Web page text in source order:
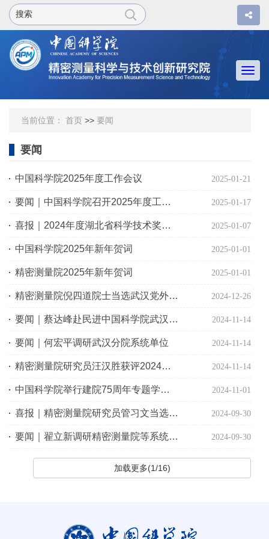
当前位置： 首页 >> 要闻
要闻
中国科学院2025年度工作会议 2025-01-21
要闻｜中国科学院召开2025年度工作会议 2025-01-17
喜报｜2024年度湖北省科学技术奖揭晓 精密测量院两项成果获奖 2025-01-07
中国科学院2025年新年贺词 2025-01-01
精密测量院2025年新年贺词 2025-01-01
精密测量院倪四道院士当选武汉党外知识分子联谊会第五届理事会会长 2024-12-26
要闻｜蔡达峰赴民进中国科学院武汉分院支部调研座谈 2024-11-14
要闻｜何宏平调研武汉分院系统单位 2024-11-14
精密测量院研究员汪汉胜获评2024年度中国科学院优秀导师 2024-11-14
中国科学院举行建院75周年专题学习活动 2024-11-01
喜报｜精密测量院研究员管习文当选2024年度美国物理学会会士 2024-09-30
要闻｜翟立新调研精密测量院等系统单位 2024-09-30
加载更多(1/16)